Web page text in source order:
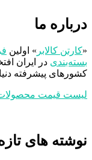
درباره ما
«کارتن کالابر » اولین
بسته‌بندی در ایران
کشورهای پیشرفته
لیست قیمت محصولات
نوشته های